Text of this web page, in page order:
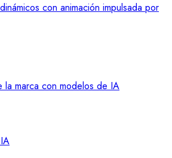
con animación impulsada por
la marca con modelos de IA